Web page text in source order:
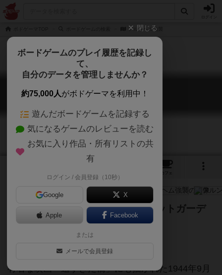
アルンヘム強襲
アルンヘム強襲
Storm over Arnhem
カフェ
斬新なエリア方式で描く、マーケットガーデ
ン作戦での有名な市街戦！
有名な映画「遠すぎた橋」にも描かれた1944年9月
閉じる
ボードゲームのプレイ履歴を記録し
て、
自分のデータを管理しませんか？
約75,000人がボドゲーマを利用中！
遊んだボードゲームを記録する
気になるゲームのレビューを読む
お気に入り作品・所有リストの共
有
ログイン / 会員登録（10秒）
Google X
Apple Facebook
または
メールで会員登録